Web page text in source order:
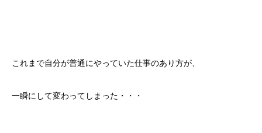
これまで自分が普通にやっていた仕事のあり方が、
一瞬にして変わってしまった・・・